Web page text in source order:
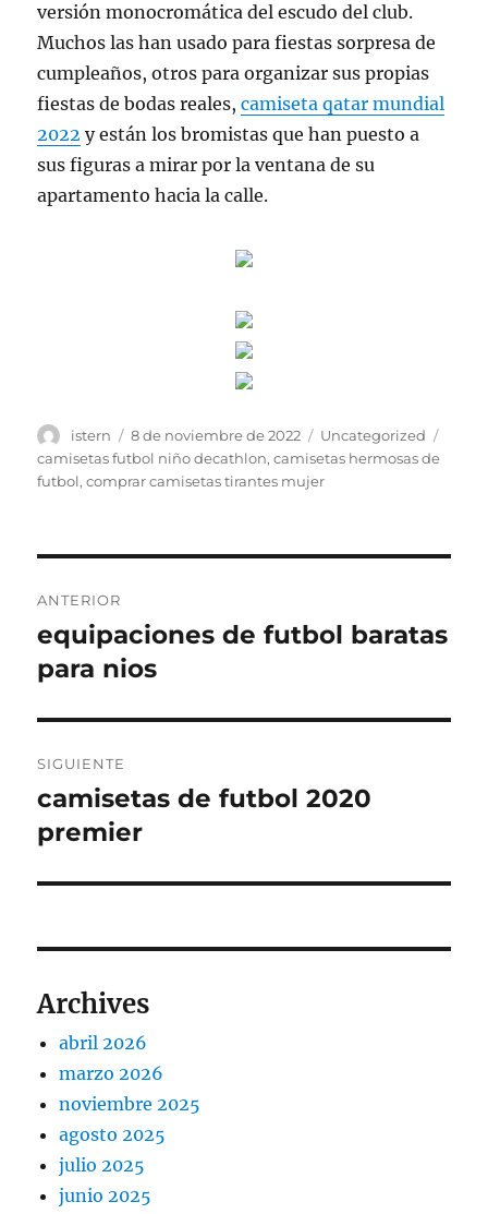
versión monocromática del escudo del club.
Muchos las han usado para fiestas sorpresa de
cumpleaños, otros para organizar sus propias
fiestas de bodas reales,camiseta qatar mundial
2022 y están los bromistas que han puesto a
sus figuras a mirar por la ventana de su
apartamento hacia la calle.
Autor
istern
Publicado
el
8 de noviembre de 2022 Categorías
Uncategorized
camisetas futbol niño decathlon,camisetas hermosas de
futbol,comprar camisetas tirantes mujer
de
entradas
ANTERIOR
Entrada
anterior:
equipaciones de futbol baratas
para nios
SIGUIENTE
Entrada
siguiente:
camisetas de futbol 2020
premier
Archives
abril 2026
marzo 2026
noviembre 2025
agosto 2025
julio 2025
junio 2025